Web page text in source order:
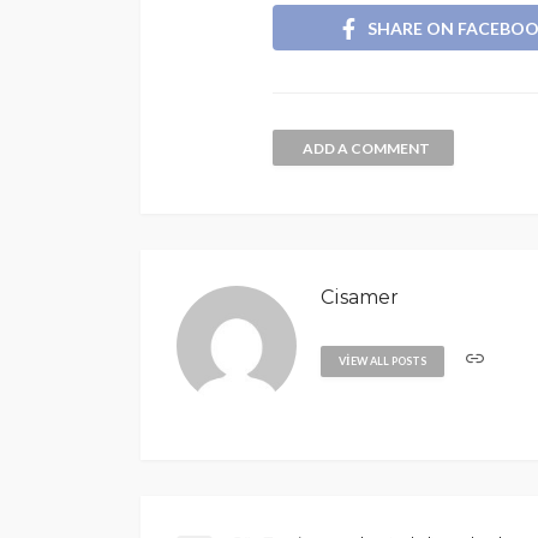
SHARE ON
ADD A COMMENT
Cisamer
VIEW ALL POSTS